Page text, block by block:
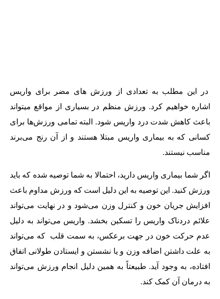
در این‌‌ مطلب به تعدادی از ورزش ‌‌های مضر برای وا‌‌ریس
اشاره خواهیم کرد. ورزش منظم در بسیاری از مواقع میتواند
باعث کاهش شدت درد واریس شود. البته تمامی ورزش‌‌ها برای
کسانی که به بیماری وا‌‌ریس مبتلا هستند و از آن رنج می‌‌برند
مناسب نیستند.
اگر شما بیماری وا‌‌ریس دارید، احتمالا به شما توصیه شده که باید
ورزش کنید. این توصیه به این دلیل است که ورزش مداوم باعث
افزایش جریان خون و کنترل وزن می‌‌شود و در نهایت می‌‌تواند
علائم دردناک واریس را تسکین بخشد. وا‌‌ریس می‌‌تواند به دلیل
عدم حرکت خون در جهت برعکس، به سمت قلب که می‌‌تواند
به علت داشتن اضافه وزن و یا نشستن و ایستادن طولانی اتفاق
افتاده، به وجود آید. طبیعتاً به همین دلیل انجام ورزش می‌‌تواند
به درمان آن کمک کند.